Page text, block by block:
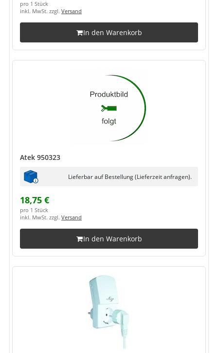
pro 1 Stück
inkl. MwSt. zzgl. Versand
In den Warenkorb
Atek 950323
Lieferbar auf Bestellung (Lieferzeit anfragen).
18,75 €
pro 1 Stück
inkl. MwSt. zzgl. Versand
In den Warenkorb